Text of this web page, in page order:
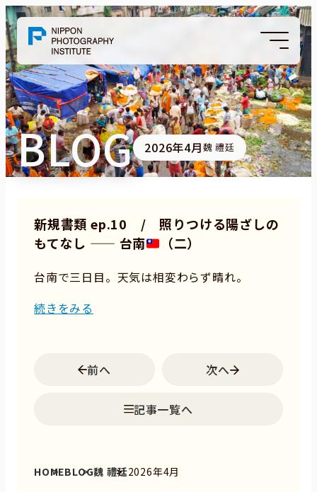
BLOG 2026年4月魏 禮廷
新規書類 ep.10 / 照りつける陽ざしの
もてなし —— 台南
（二）
台南で三日目。天気は相変わらず晴れ。
続きをみる
前へ
記事一覧へ
次へ
HOMEBLOG魏 禮廷2026年4月